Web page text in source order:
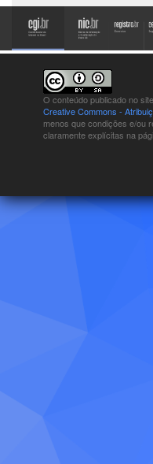
O conteúdo publicado no
Creative Commons -
menos que condições e/ou
claramente explícitas na